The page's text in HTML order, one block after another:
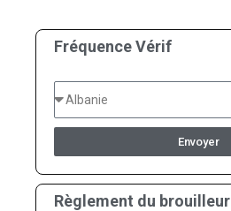
Fréquence Vérif
Envoyer
Règlement du brouilleur